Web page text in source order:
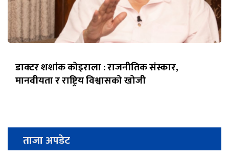
डाक्टर शशांक कोइराला : राजनीतिक संस्कार,
मानवीयता र राष्ट्रिय विश्वासको खोजी
ताजा अपडेट